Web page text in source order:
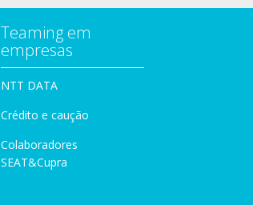
Teaming em
empresas
NTT DATA
Crédito e caução
Colaboradores
SEAT&Cupra